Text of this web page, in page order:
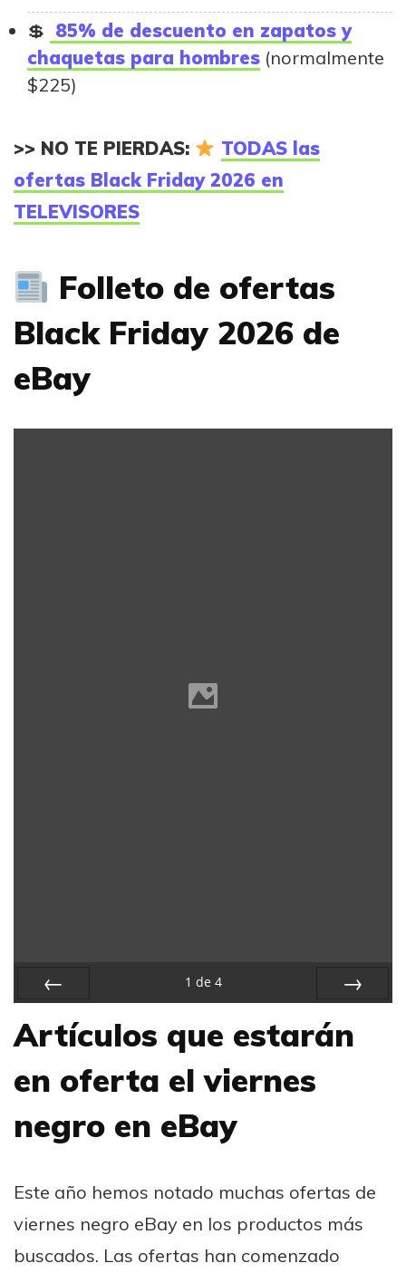
85% de descuento en zapatos y
chaquetas para hombres (normalmente
$225)
>> NO TE PIERDAS:
TODAS las
ofertas Black Friday 2026 en
TELEVISORES
Folleto de ofertas
Black Friday 2026 de
eBay
1 de 4
Artículos que estarán
en oferta el viernes
negro en eBay
Este año hemos notado muchas ofertas de
viernes negro eBay en los productos más
buscados. Las ofertas han comenzado